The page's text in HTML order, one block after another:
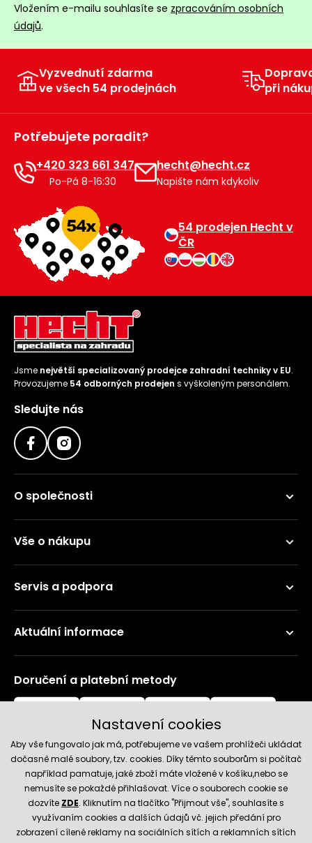
Vložením e-mailu souhlasíte se zpracováním osobních
údajů.
Vyzvednutí zdarma
ve všech 54 prodejnách
při
Potřebujete poradit?
+420 323 661 347
Po-Pá 8-16:30
hecht@hecht.cz
Napište nám kdykoliv
54 prodejen Hecht v
ČR
Jsme největší specializovaný prodejce zahradní techniky v EU.
Provozujeme 54 odborných prodejen s vyškoleným personálem.
Sledujte nás
O společnosti
Vše o nákupu
Servis a podpora
Aktuální informace
Doručení a platební metody
Spolehlivý obchod
Nastavení cookies
Aby vše fungovalo jak má, potřebujeme ve vašem prohlížeči ukládat
dočasně malé soubory, tzv. cookies. Díky těmto souborům si počítač
například pamatuje, jaké zboží máte vložené v košíku,nebo se
nemusíte se pokaždé přihlašovat. Více o souborech cookie se
dozvíte ZDE. Kliknutím na tlačítko "Přijmout vše", souhlasíte s
využívaním cookies a dalších údajů vč. jejich předání pro
zobrazení cílené reklamy na sociálních sítích a reklamních sítích